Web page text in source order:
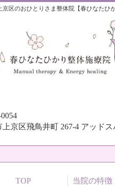
京区のおひとりさま整体院【春ひなたひ
上京区飛鳥井町 267-4 アッド
TOP 当院の特徴